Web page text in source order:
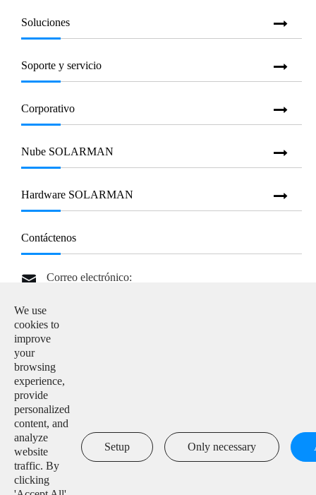
Soluciones
Soporte y servicio
Corporativo
Nube SOLARMAN
Hardware SOLARMAN
Contáctenos

Correo electrónico:


Building H4, China IoT International Innovation Park,
No. 6, Jingxian Road, Wuxi, Jiangsu, P. R. China
Derechos de autor ©
We use
cookies to
improve
your
browsing
experience,
provide
personalized
content, and
analyze
website
traffic. By
clicking
Setup Only necessary